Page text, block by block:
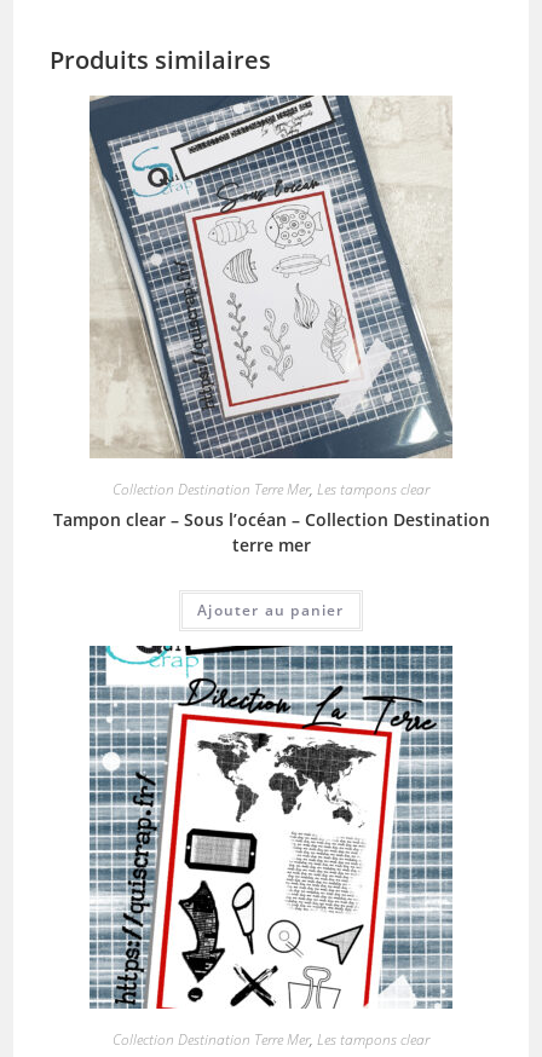
Produits similaires
Collection Destination Terre Mer, Les tampons clear
Tampon clear – Sous l’océan – Collection Destination
terre mer
Ajouter au panier
Collection Destination Terre Mer, Les tampons clear